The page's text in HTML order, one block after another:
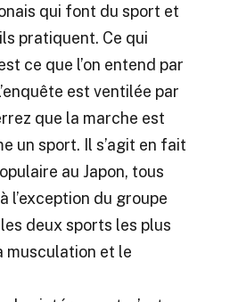
qui font du sport et
pratiquent. Ce qui
ce que l’on entend par
est ventilée par
que la marche est
un sport. Il s’agit en fait
au Japon, tous
l’exception du groupe
les deux sports les plus
musculation et le